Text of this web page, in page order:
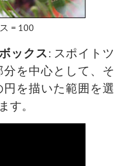
= 100
ックス: スポイトツ
を中心として、そ
を描いた範囲を選
す。